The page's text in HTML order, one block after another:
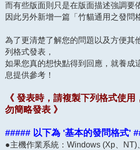
而有些版面則只是在版面描述強調要
因此另外新增一篇「竹貓通用之發問
為了更清楚了解您的問題以及方便其
列格式發表，
如果您真的想快點得到回應，就養成
息提供參考！
《 發表時，請複製下列格式使用
勿簡略發表 》
##### 以下為 '基本的發問格式'
●主機作業系統：Windows (Xp、NT)